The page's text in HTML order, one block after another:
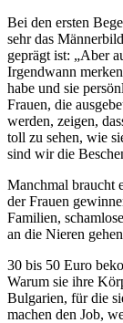
Bei den ersten
sehr das
geprägt ist: „Aber
Irgendwann
habe und sie
Frauen, die
werden, zeigen,
toll zu sehen, wie
sind wir die
Manchmal braucht
der Frauen
Familien,
an die Nieren
30 bis 50 Euro
Warum sie ihre
Bulgarien, für die
machen den Job,